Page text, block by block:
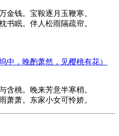
金钱。宝鞍逐月玉鞭寒。
书眠。伴人松雨隔疏帘。
中，晚酌萧然，见樱桃有花）
含桃。晚来芳意半寒梢。
萧萧。东家小女可怜娇。